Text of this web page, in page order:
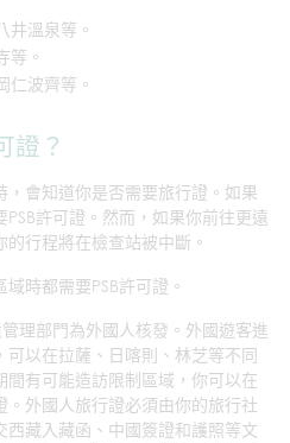
井溫泉等。
等。
仁波齊等。
證？
會知道你是否需要旅行證。如果
許可證。然而，如果你前往更遠
行程將在檢查站被中斷。
時都需要PSB許可證。
理部門為外國人核發。外國遊客進
可以在拉薩、日喀則、林芝等不同
有可能造訪限制區域，你可以在
。外國人旅行證必須由你的旅行社
藏入藏函、中國簽證和護照等文